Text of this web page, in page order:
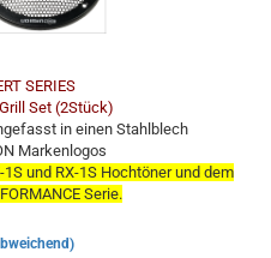
SERIES
Set (2Stück)
in einen Stahlblech
Markenlogos
und RX-1S Hochtöner und dem
Serie.